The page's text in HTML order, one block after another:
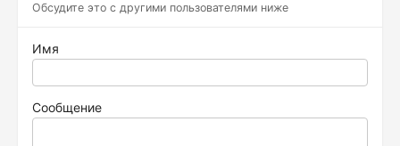
Обсудите это с другими пользователями ниже
Имя
Сообщение